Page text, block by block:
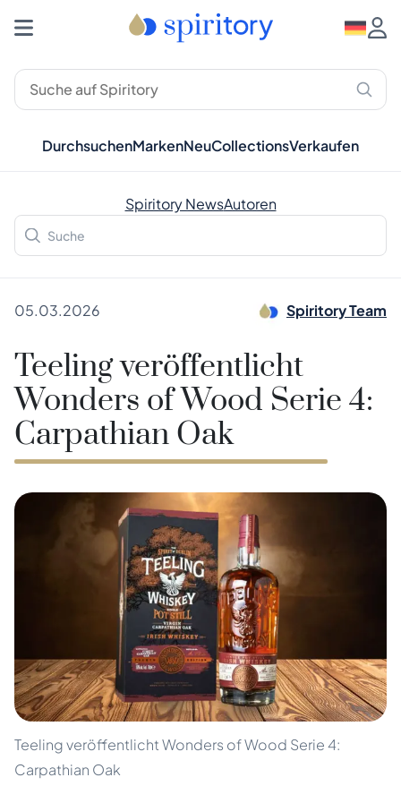
DurchsuchenMarkenNeuCollectionsVerkaufen
Spiritory NewsAutoren
05.03.2026 Spiritory Team
Teeling veröffentlicht
Wonders of Wood Serie 4:
Carpathian Oak
Teeling veröffentlicht Wonders of Wood Serie 4:
Carpathian Oak